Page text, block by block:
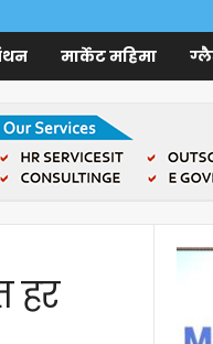
मार्केट महिमा
हर